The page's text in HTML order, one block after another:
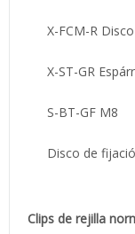
X-FCM-R
X-ST-GR
S-BT-GF M8
Disco de
Clips de rejilla